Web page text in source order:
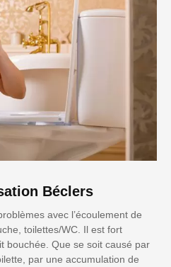
Béclers
avec l’écoulement de
toilettes/WC. Il est fort
bouchée. Que se soit causé par
par une accumulation de